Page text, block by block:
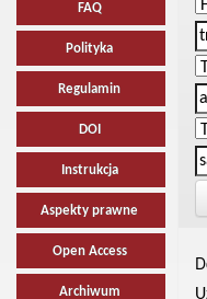
FAQ
Polityka
Regulamin
DOI
Instrukcja
Aspekty prawne
Open Access
Archiwum